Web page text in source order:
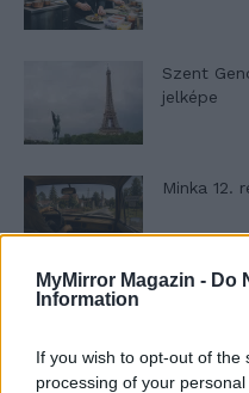
MyMirror Magazin - Do
Information
If you wish to opt-out of
processing of your
Szent
jelképe
Minka 12.